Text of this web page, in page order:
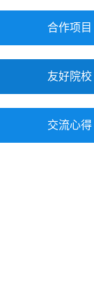
合作项目
友好院校
交流心得